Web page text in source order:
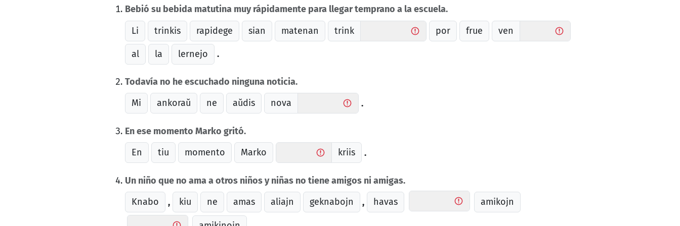
Bebió su bebida matutina muy rápidamente para llegar temprano a la escuela.
Li
trinkis rapidege sian matenan trink por frue ven
al la lernejo .
Todavía no he escuchado ninguna noticia.
Mi
ankoraŭ ne aŭdis nova .
En ese momento Marko gritó.
En
tiu momento Marko kriis .
Un niño que no ama a otros niños y niñas no tiene amigos ni amigas.
Knabo
, kiu ne amas aliajn geknabojn , havas amikojn